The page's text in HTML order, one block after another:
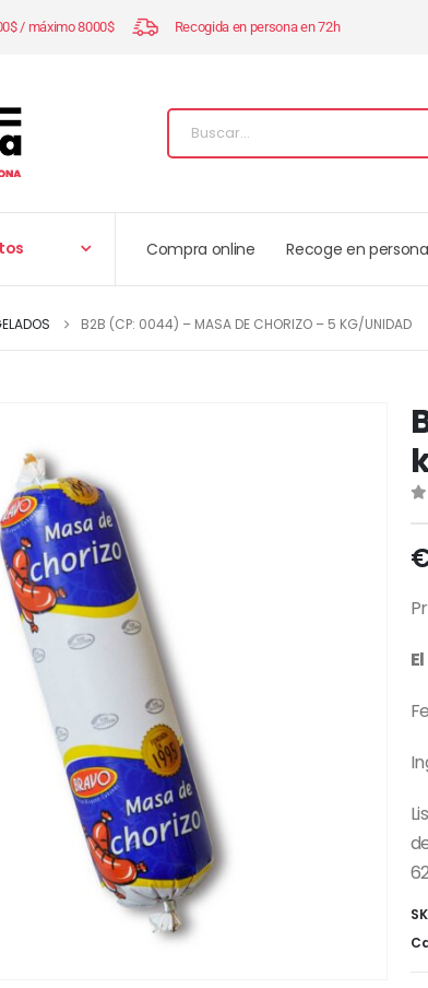
/ máximo 8000$ Recogida en persona en 72h
Compra online Recoge en persona
B2B (CP: 0044) – MASA DE CHORIZO – 5 KG/UNIDAD